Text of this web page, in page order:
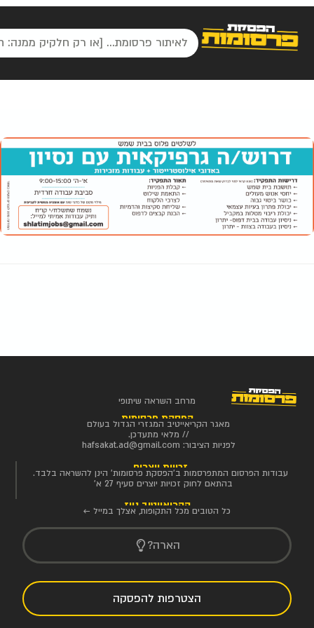
מרחב השראה שיתופי
הפסקת פרסומות
מאגר הקריאייטיב המגזרי הגדול בעולם
// מלאי מתעדכן.
לפניות הציבור: hafsakat.ad@gmail.com
זכויות יוצרים
עבודות הפרסום המתפרסמות ב'הפסקת פרסומות' הינן להשראה בלבד.
בהתאם לחוק זכויות יוצרים סעיף 27 א'
הקריאייטיב ניוז
כל הטובים מכל התקופות, אצלך במייל ←
הארה?
הצטרפות להפסקה